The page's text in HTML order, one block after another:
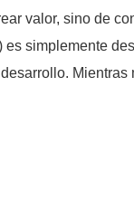
valor, sino de
simplemente